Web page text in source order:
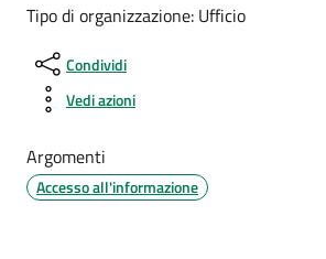
Tipo di organizzazione: Ufficio
Condividi
Vedi azioni
Argomenti
Accesso all'informazione